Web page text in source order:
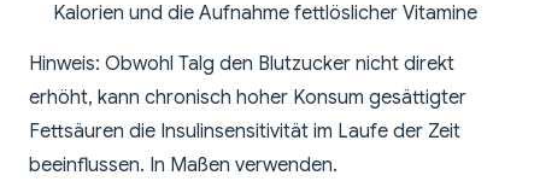
Kalorien und die Aufnahme fettlöslicher Vitamine
Hinweis: Obwohl Talg den Blutzucker nicht direkt
erhöht, kann chronisch hoher Konsum gesättigter
Fettsäuren die Insulinsensitivität im Laufe der Zeit
beeinflussen. In Maßen verwenden.